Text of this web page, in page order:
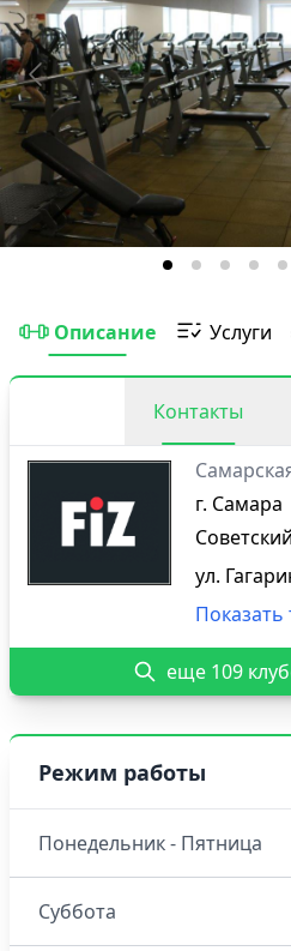
Описание Услуги
Контакты
г. Самара
ул.
Показать
еще 109
Режим работы
Понедельник - Пятница
Суббота